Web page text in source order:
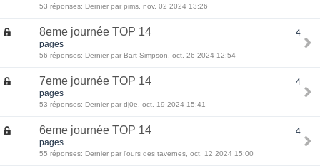
53 réponses: Dernier par pims, nov. 02 2024 13:26
8eme journée TOP 14
4
pages
56 réponses: Dernier par Bart Simpson, oct. 26 2024 12:54
7eme journée TOP 14
4
pages
53 réponses: Dernier par dj0e, oct. 19 2024 15:41
6eme journée TOP 14
4
pages
55 réponses: Dernier par l'ours des tavernes, oct. 12 2024 15:00